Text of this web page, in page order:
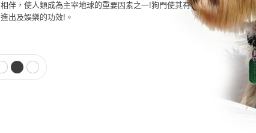
相伴，使人類成為主宰地球的重要因素之一!狗門使其有
進出及娛樂的功效!。
飲水器、寵物專用電子產品…等至尊的品質，大眾的價
格適合各種寵物使用。